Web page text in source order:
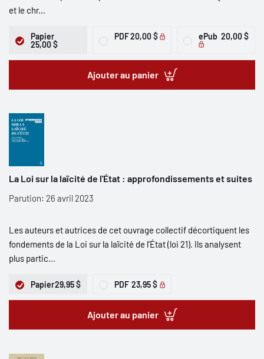
et le chr...
Papier
25,00 $
PDF20,00 $ ePub 20,00 $
Ajouter au panier
La Loi sur la laïcité de l'État : approfondissements et suites
Parution: 26 avril 2023
Les auteurs et autrices de cet ouvrage collectif décortiquent les
fondements de la Loi sur la laïcité de l’État (loi 21). Ils analysent
plus partic...
Papier29,95 $ PDF 23,95 $
Ajouter au panier